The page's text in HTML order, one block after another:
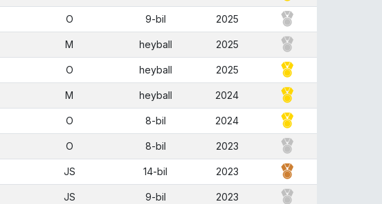
O 9-bil
2025
M heyball
2025
O heyball
2025
M heyball
2024
O 8-bil
2024
O 8-bil
2023
JS 14-bil
2023
JS 9-bil
2023